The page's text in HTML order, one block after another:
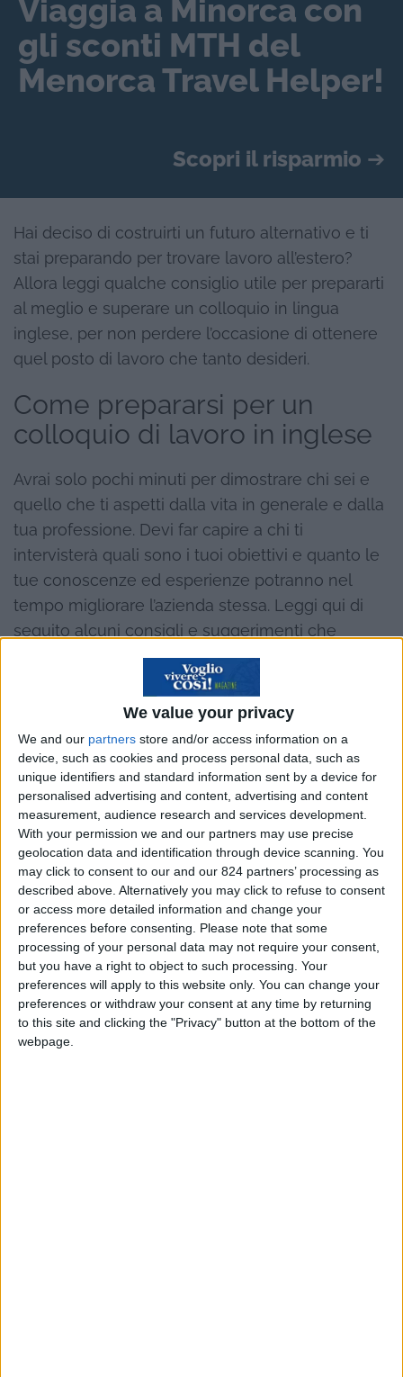
We value your privacy
We and our partners store and/or access information on a
device, such as cookies and process personal data, such as
unique identifiers and standard information sent by a device for
personalised advertising and content, advertising and content
measurement, audience research and services development.
With your permission we and our partners may use precise
geolocation data and identification through device scanning. You
may click to consent to our and our 824 partners’ processing as
described above. Alternatively you may click to refuse to consent
or access more detailed information and change your
preferences before consenting.
Please note that some
processing of your personal data may not require your consent,
but you have a right to object to such processing. Your
preferences will apply to this website only. You can change your
preferences or withdraw your consent at any time by returning
to this site and clicking the "Privacy" button at the bottom of the
webpage.
Viaggia a Minorca con
gli sconti MTH del
Menorca Travel Helper!
Scopri il risparmio ➔
Hai deciso di costruirti un futuro alternativo e ti
stai preparando per trovare lavoro all’estero?
Allora leggi qualche consiglio utile per prepararti
al meglio e superare un colloquio in lingua
inglese, per non perdere l’occasione di ottenere
quel posto di lavoro che tanto desideri.
Come prepararsi per un
colloquio di lavoro in inglese
Avrai solo pochi minuti per dimostrare chi sei e
quello che ti aspetti dalla vita in generale e dalla
tua professione. Devi far capire a chi ti
intervisterà quali sono i tuoi obiettivi e quanto le
tue conoscenze ed esperienze potranno nel
tempo migliorare l’azienda stessa. Leggi qui di
seguito alcuni consigli e suggerimenti che
potrebbero fare la differenza in questa tua
Visita il sito dell’azienda
Al giorno d’oggi ogni azienda ha un sito web,
dove si possono trovare molte informazioni utili
sui progetti già sviluppati, quelli ancora in corso,
idee future, metodi di lavoro, piramide aziendale
e altri dettagli utili a capire chi avrai di fronte e
come porti in quel contesto.
Studia le domande che dovrai affrontare
Se vuoi fare una buona impressione dovresti
presentarti al colloquio pronto e preparato a
fornire brevi risposte alle domande più